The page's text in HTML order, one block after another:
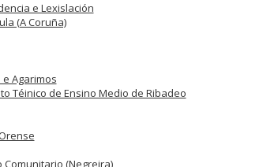
e Lexislación
(A Coruña)
Agarimos
Téinico de Ensino Medio de Ribadeo
(Negreira)